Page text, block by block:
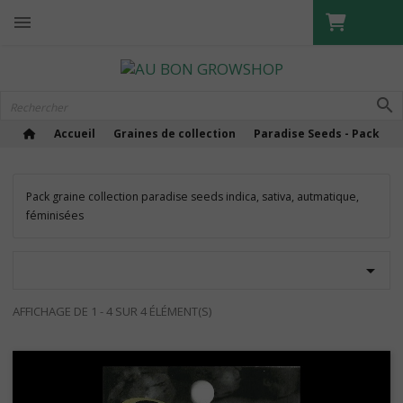
PACK ENGRAIS
LIGHT RAIL
VENTILATEUR
Ventilateurs clips
Croissance et floraison GD
Lombric Compost
Pack Full

Accueil Graines de collection Paradise Seeds - Pack
Pack graine collection paradise seeds indica, sativa, autmatique,
féminisées

AFFICHAGE DE 1 - 4 SUR 4 ÉLÉMENT(S)